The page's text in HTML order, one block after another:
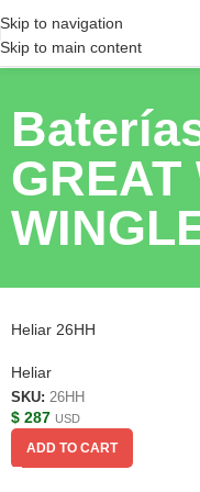
Skip to navigation
Skip to main content
GREAT
Heliar 26HH
Heliar
SKU: 26HH
$ 287 USD
ADD TO CART